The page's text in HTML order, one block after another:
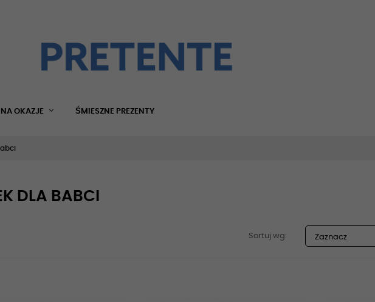
NA OKAZJE ŚMIESZNE PREZENTY
DLA BABCI
Sortuj wg: Zaznacz